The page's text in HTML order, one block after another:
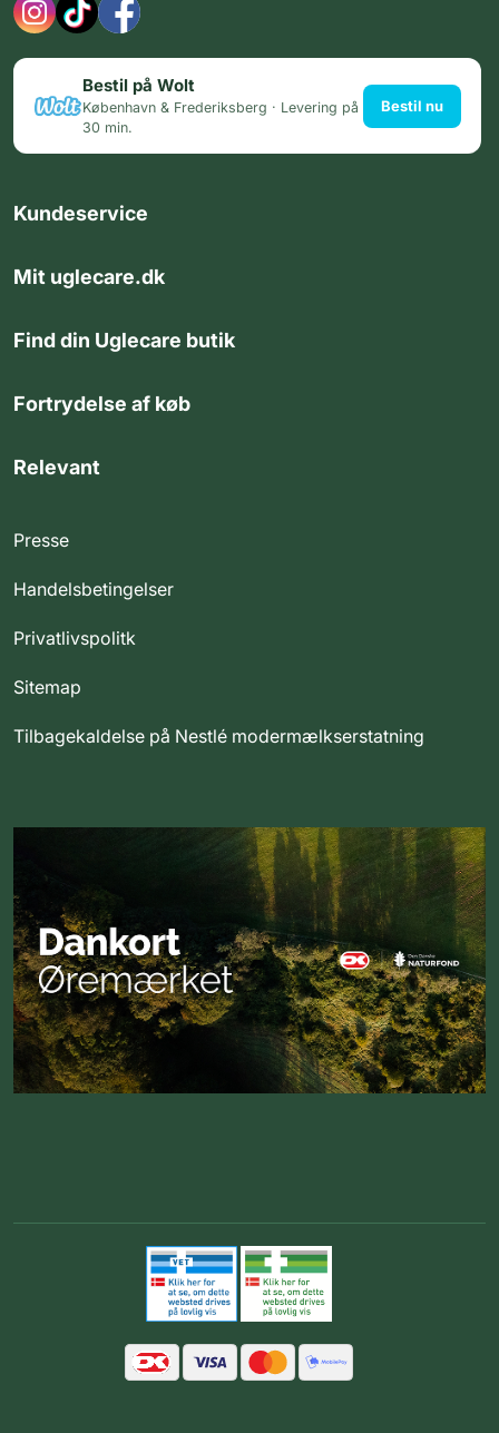
Bestil på Wolt
København & Frederiksberg · Levering på
30 min.
Bestil nu
Kundeservice
Mit uglecare.dk
Find din Uglecare butik
Fortrydelse af køb
Relevant
Presse
Handelsbetingelser
Privatlivspolitk
Sitemap
Tilbagekaldelse på Nestlé modermælkserstatning